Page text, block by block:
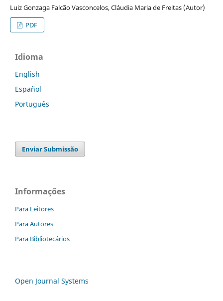
Luiz Gonzaga Falcão Vasconcelos, Cláudia Maria de Freitas (Autor)
PDF
Idioma
English
Español
Português
Enviar Submissão
Informações
Para Leitores
Para Autores
Para Bibliotecários
Open Journal Systems